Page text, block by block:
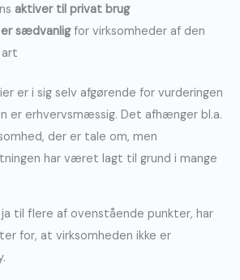
aktiver til privat brug
sædvanligfor virksomheder af den
er i sig selv afgørende for vurderingen
er erhvervsmæssig. Det afhænger bl.a.
der er tale om, men
har været lagt til grund i mange
ja til flere af ovenstående punkter, har
for, at virksomheden ikke er